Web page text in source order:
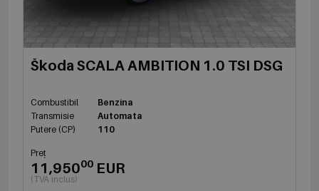
Škoda SCALA AMBITION 1.0 TSI DSG
Combustibil
Benzina
Transmisie
Automata
Putere (CP)
110
Preț
11,95000 EUR
(TVA inclus)